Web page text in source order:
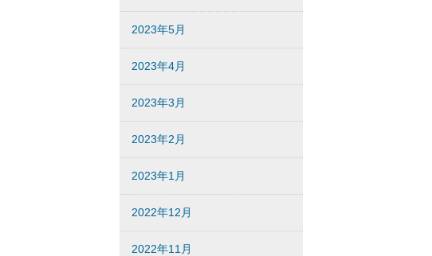
2023年5月
2023年4月
2023年3月
2023年2月
2023年1月
2022年12月
2022年11月